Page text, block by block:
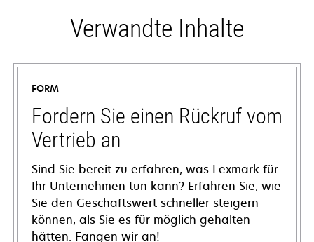
Verwandte Inhalte
FORM
Fordern Sie einen Rückruf vom
Vertrieb an
Sind Sie bereit zu erfahren, was Lexmark für
Ihr Unternehmen tun kann? Erfahren Sie, wie
Sie den Geschäftswert schneller steigern
können, als Sie es für möglich gehalten
hätten. Fangen wir an!